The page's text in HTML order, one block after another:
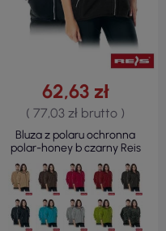
62,63 zł
( 77,03 zł brutto )
Bluza z polaru ochronna
polar-honey b czarny Reis